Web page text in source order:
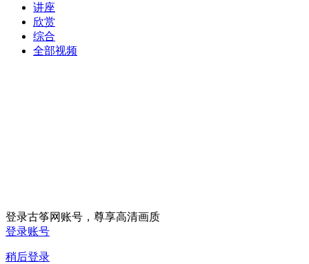
讲座
欣赏
综合
全部视频
登录古筝网账号，尊享高清画质
登录账号
稍后登录